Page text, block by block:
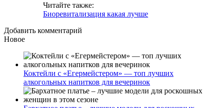
Читайте также:
Биоревитализация какая лучше
Добавить комментарий
Новое
Коктейли с «Егермейстером» — топ лучших
алкогольных напитков для вечеринок